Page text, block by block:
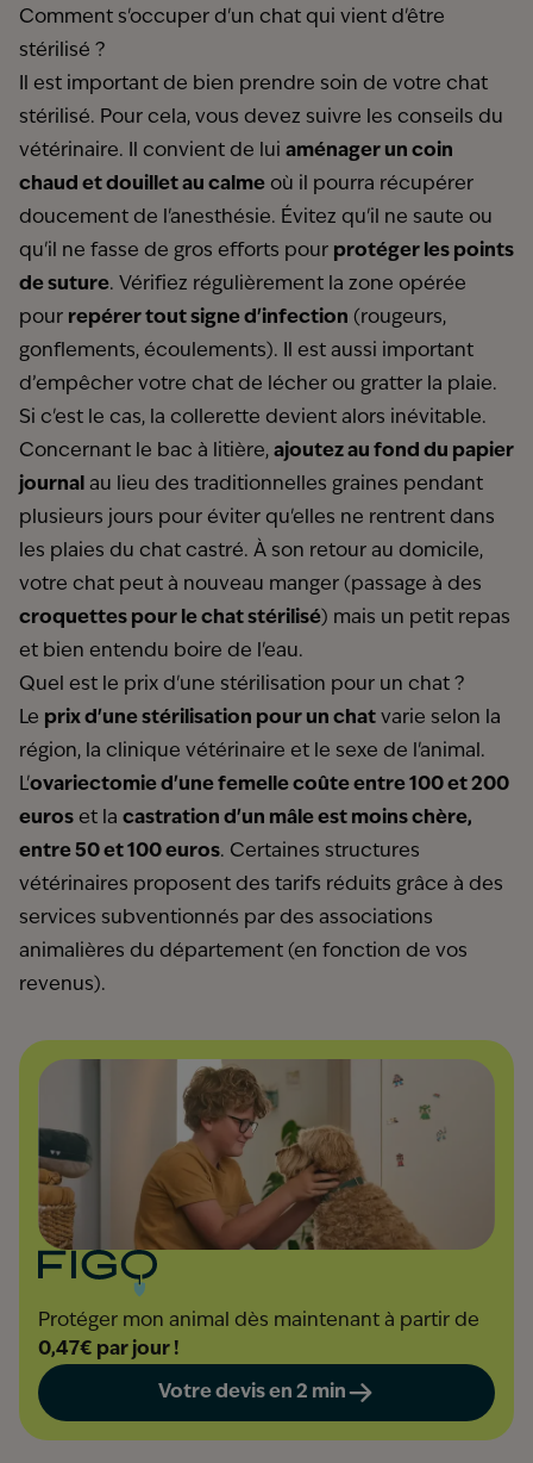
Comment s'occuper d'un chat qui vient d'être
stérilisé ?
Il est important de bien prendre soin de votre chat
stérilisé. Pour cela, vous devez suivre les conseils du
vétérinaire. Il convient de lui aménager un coin
chaud et douillet au calme où il pourra récupérer
doucement de l'anesthésie. Évitez qu'il ne saute ou
qu'il ne fasse de gros efforts pour protéger les points
de suture. Vérifiez régulièrement la zone opérée
pour repérer tout signe d'infection (rougeurs,
gonflements, écoulements). Il est aussi important
d’empêcher votre chat de lécher ou gratter la plaie.
Si c'est le cas, la collerette devient alors inévitable.
Concernant le bac à litière, ajoutez au fond du papier
journal au lieu des traditionnelles graines pendant
plusieurs jours pour éviter qu'elles ne rentrent dans
les plaies du chat castré. À son retour au domicile,
votre chat peut à nouveau manger (passage à des
croquettes pour le chat stérilisé) mais un petit repas
et bien entendu boire de l'eau.
Quel est le prix d'une stérilisation pour un chat ?
Le prix d'une stérilisation pour un chat varie selon la
région, la clinique vétérinaire et le sexe de l'animal.
L'ovariectomie d'une femelle coûte entre 100 et 200
euros et la castration d'un mâle est moins chère,
entre 50 et 100 euros. Certaines structures
vétérinaires proposent des tarifs réduits grâce à des
services subventionnés par des associations
animalières du département (en fonction de vos
revenus).
Protéger mon animal dès maintenant à partir de
0,47€ par jour !
Votre devis en 2 min